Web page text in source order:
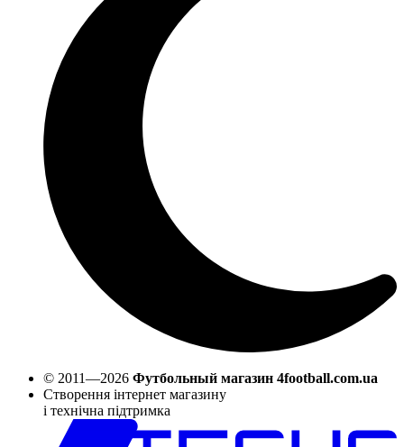
© 2011—2026 Футбольный магазин 4football.com.ua
Створення інтернет магазину
і технічна підтримка